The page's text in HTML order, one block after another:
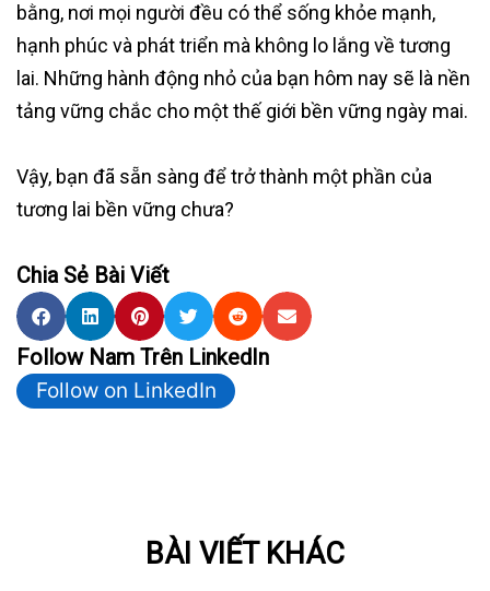
bằng, nơi mọi người đều có thể sống khỏe mạnh,
hạnh phúc và phát triển mà không lo lắng về tương
lai. Những hành động nhỏ của bạn hôm nay sẽ là nền
tảng vững chắc cho một thế giới bền vững ngày mai.
Vậy, bạn đã sẵn sàng để trở thành một phần của
tương lai bền vững chưa?
Chia Sẻ Bài Viết
Follow Nam Trên LinkedIn
Follow on LinkedIn
BÀI VIẾT KHÁC